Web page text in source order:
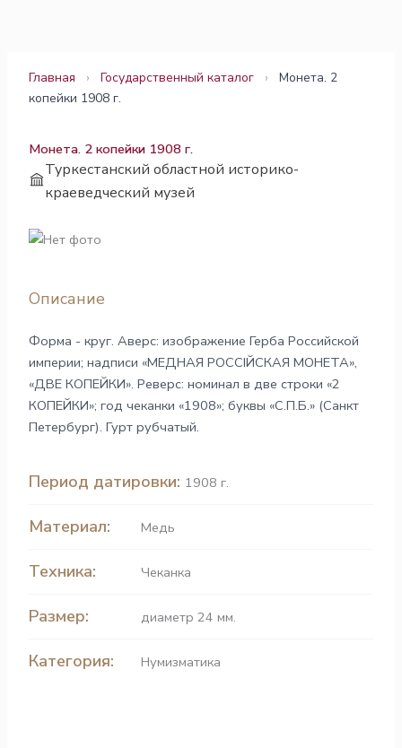
Главная › Государственный каталог ›
Монета. 2
копейки 1908 г.
Монета. 2 копейки 1908 г.
Туркестанский областной историко-
краеведческий музей
Описание
Форма - круг. Аверс: изображение Герба Российской
империи; надписи «МЕДНАЯ РОССIЙСКАЯ МОНЕТА»,
«ДВЕ КОПЕЙКИ». Реверс: номинал в две строки «2
КОПЕЙКИ»; год чеканки «1908»; буквы «С.П.Б.» (Санкт
Петербург). Гурт рубчатый.
Период датировки: 1908 г.
Материал: Медь
Техника: Чеканка
Размер: диаметр 24 мм.
Категория: Нумизматика